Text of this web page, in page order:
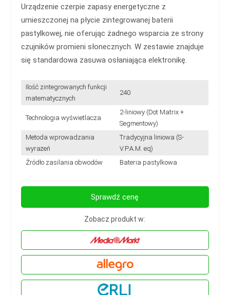
Urządzenie czerpie zapasy energetyczne z
umieszczonej na płycie zintegrowanej baterii
pastylkowej, nie oferując żadnego wsparcia ze strony
czujników promieni słonecznych. W zestawie znajduje
się standardowa zasuwa osłaniająca elektronikę.
Ilość zintegrowanych funkcji
matematycznych
240
Technologia wyświetlacza
2-liniowy (Dot Matrix +
Segmentowy)
Metoda wprowadzania
wyrażeń
Tradycyjna liniowa (S-
V.P.A.M. eq)
Źródło zasilania obwodów
Bateria pastylkowa
Sprawdź cenę
Zobacz produkt w: